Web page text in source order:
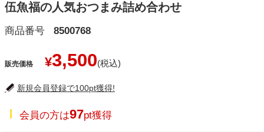
伍魚福の人気おつまみ詰め合わせ
商品番号 8500768
販売価格 ¥3,500
新規会員登録で100pt獲得!
会員の方は97pt獲得